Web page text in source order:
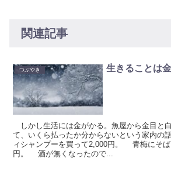
関連記事
つぶやき 生きることは
しかし生活には金がかる。魚屋から金目と
て、いくら払ったか分からないという家内
ィシャンプーを買って2,000円。 青梅にそ
円。 酒が無くなったので...